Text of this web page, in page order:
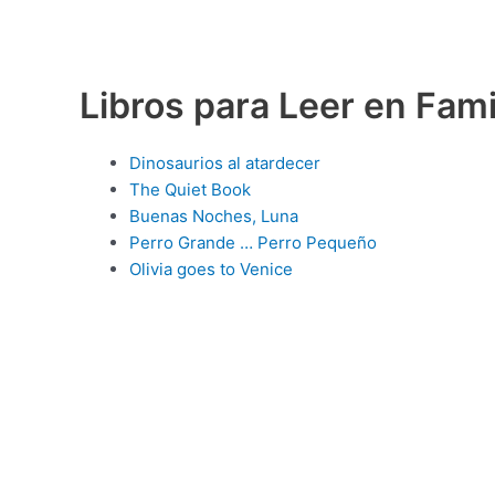
Libros para Leer en
Dinosaurios al atardecer
The Quiet Book
Buenas Noches, Luna
Perro Grande … Perro Pequeño
Olivia goes to Venice